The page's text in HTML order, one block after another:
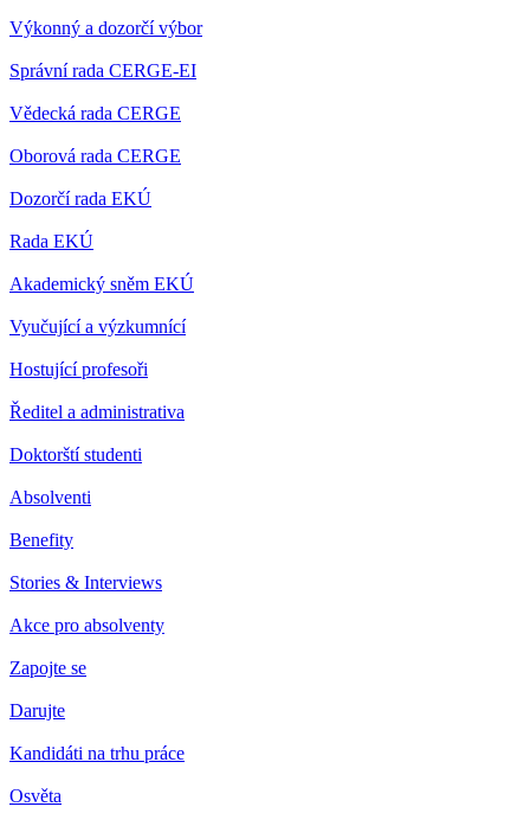
Výkonný a dozorčí výbor
Správní rada CERGE-EI
Vědecká rada CERGE
Oborová rada CERGE
Dozorčí rada EKÚ
Rada EKÚ
Akademický sněm EKÚ
Vyučující a výzkumnící
Hostující profesoři
Ředitel a administrativa
Doktorští studenti
Absolventi
Benefity
Stories & Interviews
Akce pro absolventy
Zapojte se
Darujte
Kandidáti na trhu práce
Osvěta